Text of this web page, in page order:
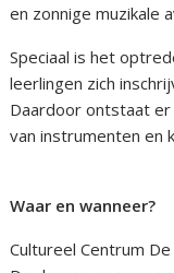
en zonnige muzikale
Speciaal is het
leerlingen zich
Daardoor ontstaat
van instrumenten en
Waar en wanneer?
Cultureel Centrum